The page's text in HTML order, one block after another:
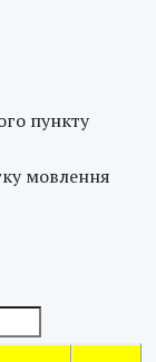
пункту
мовлення